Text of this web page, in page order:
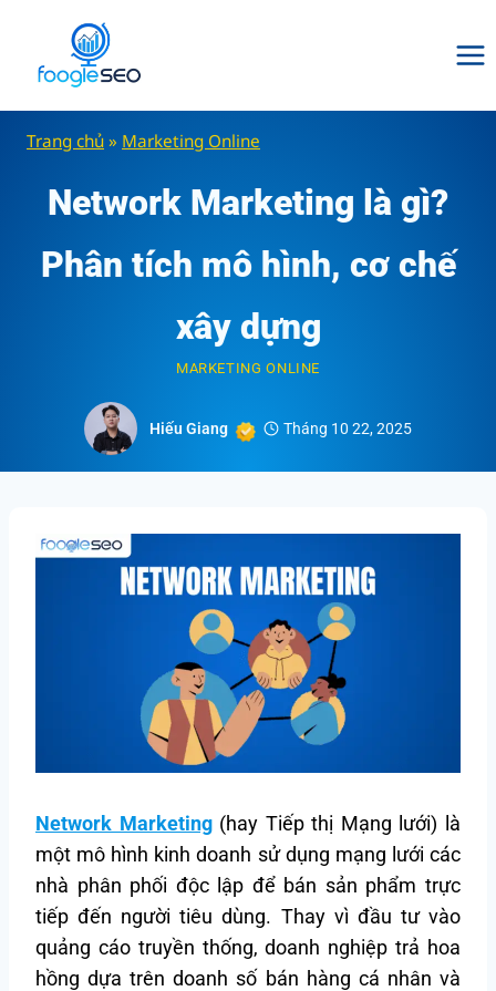
content
Trang chủ » Marketing Online
Network Marketing là gì?
Phân tích mô hình, cơ chế
xây dựng
MARKETING ONLINE
Hiếu Giang Tháng 10 22, 2025
Network Marketing(hay Tiếp thị Mạng lưới) là
một mô hình kinh doanh sử dụng mạng lưới các
nhà phân phối độc lập để bán sản phẩm trực
tiếp đến người tiêu dùng. Thay vì đầu tư vào
quảng cáo truyền thống, doanh nghiệp trả hoa
hồng dựa trên doanh số bán hàng cá nhân và